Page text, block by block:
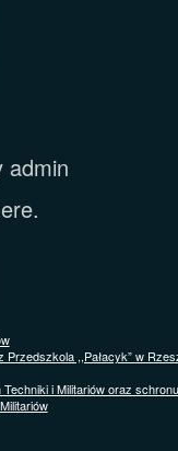
admin
,,Pałacyk” w
i Militariów oraz